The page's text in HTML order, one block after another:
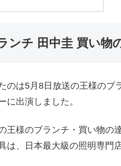
ンチ 田中圭 買い物
のは5月8日放送の王様の
に出演しました。
王様のブランチ・買い物の
は、日本最大級の照明専門